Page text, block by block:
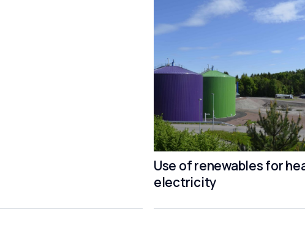
Use of renewables for
electricity